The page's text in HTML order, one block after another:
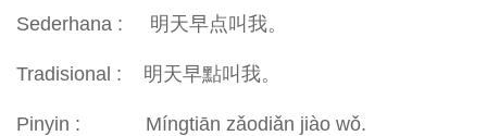
Sederhana : 明天早点叫我。
Tradisional : 明天早點叫我。
Pinyin : Míngtiān zǎodiǎn jiào wǒ.